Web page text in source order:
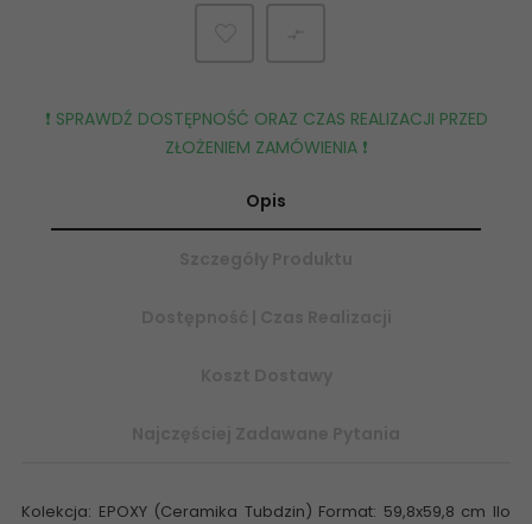
❗️ SPRAWDŹ DOSTĘPNOŚĆ ORAZ CZAS REALIZACJI PRZED
ZŁOŻENIEM ZAMÓWIENIA ❗️
Opis
Kolekcja: EPOXY (Ceramika Tubdzin) Format: 59,8x59,8 cm Ilo